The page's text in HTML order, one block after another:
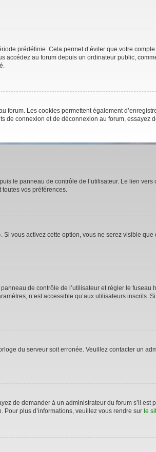
prédéfinie. Cela permet d’éviter que votre compte
accédez au forum depuis un ordinateur public,
Les cookies permettent également
de connexion et de déconnexion au forum, essayez
le panneau de contrôle de l’utilisateur. Le lien
toutes vos préférences.
vous activez cette option, vous ne serez visible
de contrôle de l’utilisateur et régler le
n’est accessible qu’aux utilisateurs inscrits. Si
du serveur soit erronée. Veuillez contacter un
de demander à un administrateur du forum s’il est
plus d’informations, veuillez vous rendre sur le